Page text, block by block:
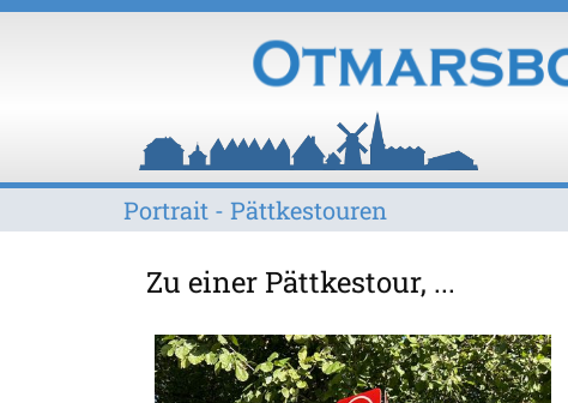
Portrait - Pättkestouren
Z​u einer Pättkestour, ...